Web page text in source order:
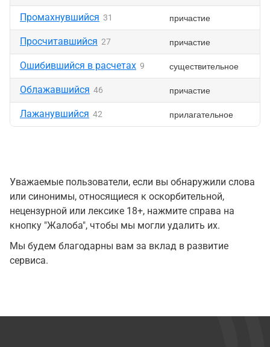
Промахнувшийся 31 причастие
Просчитавшийся 27 причастие
Ошибившийся в расчетах 9 существительное
Облажавшийся 46 причастие
Лажанувшийся 42 прилагательное
Уважаемые пользователи, если вы обнаружили слова
или синонимы, относящиеся к оскорбительной,
нецензурной или лексике 18+, нажмите справа на
кнопку "Жалоба", чтобы мы могли удалить их.
Мы будем благодарны вам за вклад в развитие
сервиса.